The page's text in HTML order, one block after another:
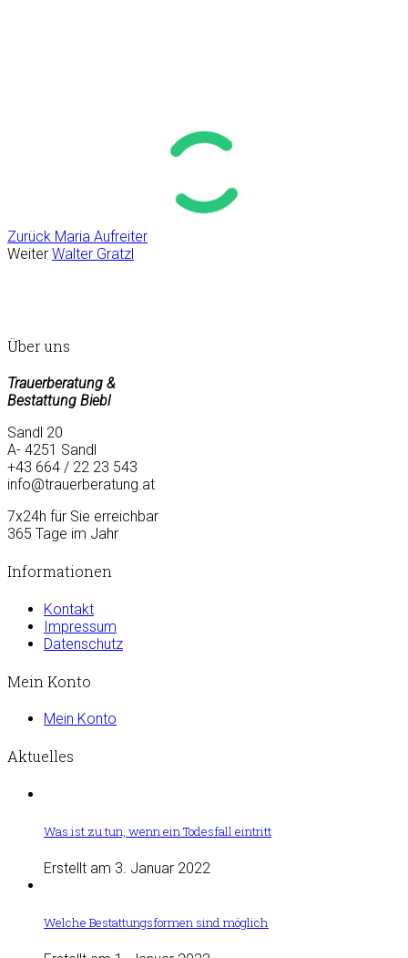
Zurück Maria Aufreiter
Weiter Walter Gratzl
Über uns
Trauerberatung &
Bestattung Biebl
Sandl 20
A- 4251 Sandl
+43 664 / 22 23 543
info@trauerberatung.at
7x24h für Sie erreichbar
365 Tage im Jahr
Informationen
Kontakt
Impressum
Datenschutz
Mein Konto
Mein Konto
Aktuelles
Was ist zu tun, wenn ein Todesfall eintritt
Erstellt am 3. Januar 2022
Welche Bestattungsformen sind möglich